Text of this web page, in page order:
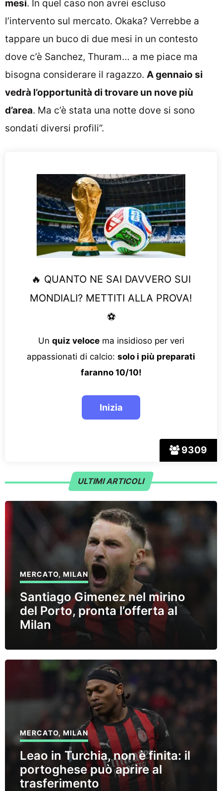
mesi. In quel caso non avrei escluso
l’intervento sul mercato. Okaka? Verrebbe a
tappare un buco di due mesi in un contesto
dove c’è Sanchez, Thuram… a me piace ma
bisogna considerare il ragazzo. A gennaio si
vedrà l’opportunità di trovare un nove più
d’area. Ma c’è stata una notte dove si sono
sondati diversi profili”.
9309
🔥 QUANTO NE SAI DAVVERO SUI
MONDIALI? METTITI ALLA PROVA!
⚽
Un quiz velocema insidioso per veri
appassionati di calcio: solo i più preparati
faranno 10/10!
ULTIMI ARTICOLI
MERCATO,MILAN
Santiago Gimenez nel mirino
del Porto, pronta l’offerta al
Milan
MERCATO,MILAN
Leao in Turchia, non è finita: il
portoghese può aprire al
trasferimento